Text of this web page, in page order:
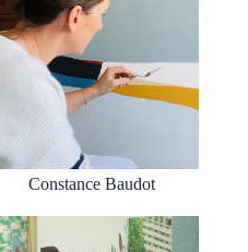
Constance Baudot